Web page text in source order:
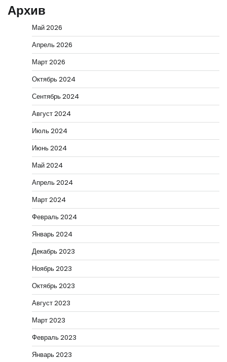
Архив
Май 2026
Апрель 2026
Март 2026
Октябрь 2024
Сентябрь 2024
Август 2024
Июль 2024
Июнь 2024
Май 2024
Апрель 2024
Март 2024
Февраль 2024
Январь 2024
Декабрь 2023
Ноябрь 2023
Октябрь 2023
Август 2023
Март 2023
Февраль 2023
Январь 2023